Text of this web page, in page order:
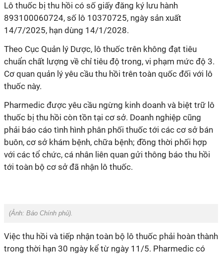
Lô thuốc bị thu hồi có số giấy đăng ký lưu hành
893100060724, số lô 10370725, ngày sản xuất
14/7/2025, hạn dùng 14/1/2028.
Theo Cục Quản lý Dược, lô thuốc trên không đạt tiêu
chuẩn chất lượng về chỉ tiêu độ trong, vi phạm mức độ 3.
Cơ quan quản lý yêu cầu thu hồi trên toàn quốc đối với lô
thuốc này.
Pharmedic được yêu cầu ngừng kinh doanh và biệt trữ lô
thuốc bị thu hồi còn tồn tại cơ sở. Doanh nghiệp cũng
phải báo cáo tình hình phân phối thuốc tới các cơ sở bán
buôn, cơ sở khám bệnh, chữa bệnh; đồng thời phối hợp
với các tổ chức, cá nhân liên quan gửi thông báo thu hồi
tới toàn bộ cơ sở đã nhận lô thuốc.
(Ảnh: Báo Chính phủ).
Việc thu hồi và tiếp nhận toàn bộ lô thuốc phải hoàn thành
trong thời hạn 30 ngày kể từ ngày 11/5. Pharmedic có